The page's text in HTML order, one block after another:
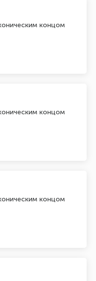
концом
концом
концом